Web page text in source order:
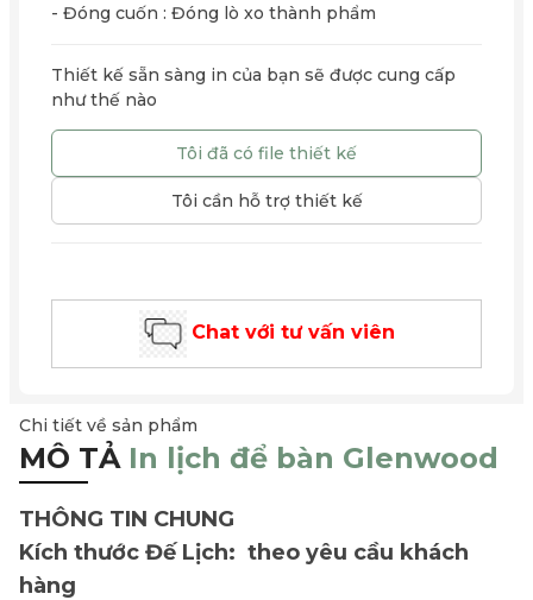
- Đóng cuốn : Đóng lò xo thành phẩm
Thiết kế sẵn sàng in của bạn sẽ được cung cấp
như thế nào
Tôi đã có file thiết kế
Tôi cần hỗ trợ thiết kế
Chat với tư vấn viên
Chi tiết về sản phẩm
MÔ TẢ In lịch để bàn Glenwood
THÔNG TIN CHUNG
Kích thước Đế Lịch: theo yêu cầu khách
hàng